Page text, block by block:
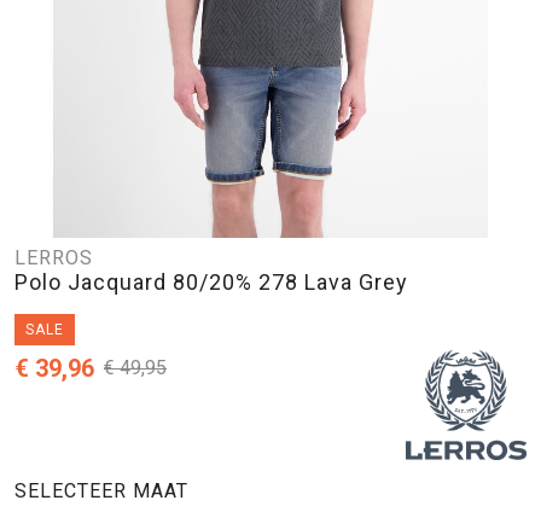
LERROS
Polo Jacquard 80/20% 278 Lava Grey
SALE
€ 49,95
€ 39,96
SELECTEER MAAT